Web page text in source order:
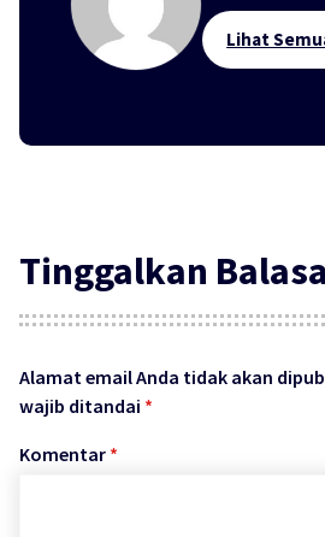
Lihat
Tinggalkan
Alamat email Anda tidak akan
wajib ditandai *
Komentar *